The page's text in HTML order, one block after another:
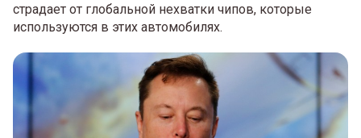
страдает от глобальной нехватки чипов, которые
используются в этих автомобилях.